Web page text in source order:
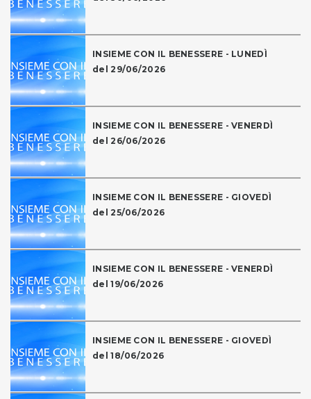
INSIEME CON IL BENESSERE - LUNEDÌ
del 29/06/2026
INSIEME CON IL BENESSERE - VENERDÌ
del 26/06/2026
INSIEME CON IL BENESSERE - GIOVEDÌ
del 25/06/2026
INSIEME CON IL BENESSERE - VENERDÌ
del 19/06/2026
INSIEME CON IL BENESSERE - GIOVEDÌ
del 18/06/2026